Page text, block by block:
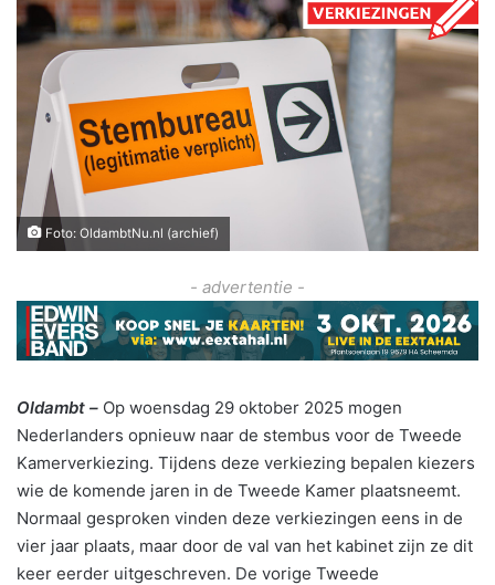
Foto: OldambtNu.nl (archief)
- advertentie -
Oldambt – Op woensdag 29 oktober 2025 mogen
Nederlanders opnieuw naar de stembus voor de Tweede
Kamerverkiezing. Tijdens deze verkiezing bepalen kiezers
wie de komende jaren in de Tweede Kamer plaatsneemt.
Normaal gesproken vinden deze verkiezingen eens in de
vier jaar plaats, maar door de val van het kabinet zijn ze dit
keer eerder uitgeschreven. De vorige Tweede